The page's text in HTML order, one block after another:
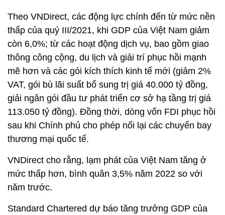
Theo VNDirect, các động lực chính đến từ mức nền
thấp của quý III/2021, khi GDP của Việt Nam giảm
còn 6,0%; từ các hoạt động dịch vụ, bao gồm giao
thông công cộng, du lịch và giải trí phục hồi mạnh
mẽ hơn và các gói kích thích kinh tế mới (giảm 2%
VAT, gói bù lãi suất bổ sung trị giá 40.000 tỷ đồng,
giải ngân gói đầu tư phát triển cơ sở hạ tầng trị giá
113.050 tỷ đồng). Đồng thời, dòng vốn FDI phục hồi
sau khi Chính phủ cho phép nối lại các chuyến bay
thương mại quốc tế.
VNDirect cho rằng, lạm phát của Việt Nam tăng ở
mức thấp hơn, bình quân 3,5% năm 2022 so với
năm trước.
Standard Chartered dự báo tăng trưởng GDP của